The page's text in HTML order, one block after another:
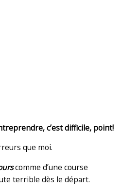
c’est difficile, point!
que moi.
comme d’une course
terrible dès le départ.